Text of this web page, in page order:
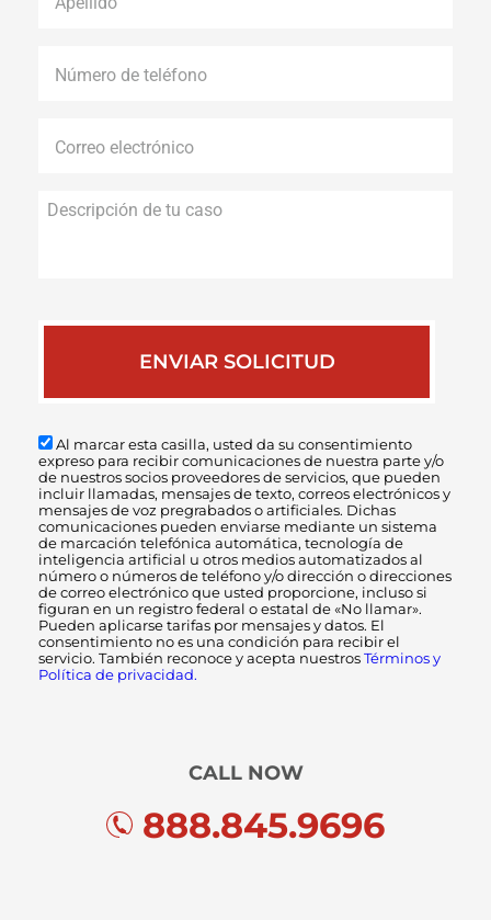
de
electrónico *
Al marcar esta casilla, usted da su consentimiento
expreso para recibir comunicaciones de nuestra parte y/o
de nuestros socios proveedores de servicios, que pueden
incluir llamadas, mensajes de texto, correos electrónicos y
mensajes de voz pregrabados o artificiales. Dichas
comunicaciones pueden enviarse mediante un sistema
de marcación telefónica automática, tecnología de
inteligencia artificial u otros medios automatizados al
número o números de teléfono y/o dirección o direcciones
de correo electrónico que usted proporcione, incluso si
figuran en un registro federal o estatal de «No llamar».
Pueden aplicarse tarifas por mensajes y datos. El
consentimiento no es una condición para recibir el
servicio. También reconoce y acepta nuestros Términos y
Política de privacidad.
CALL NOW
888.845.9696